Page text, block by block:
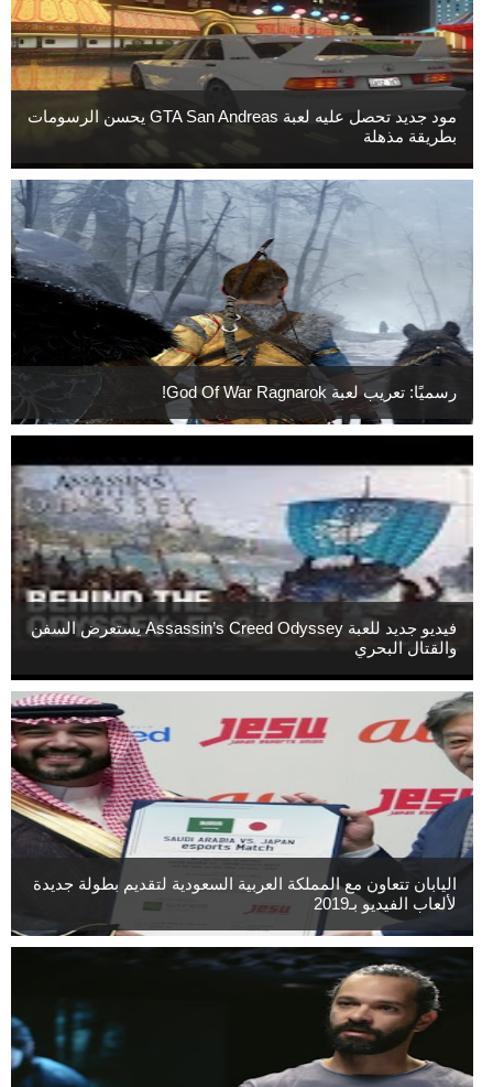
مود جديد تحصل عليه لعبة GTA San Andreas يحسن الرسومات
بطريقة مذهلة
رسميًا: تعريب لعبة God Of War Ragnarok!
فيديو جديد للعبة Assassin’s Creed Odyssey يستعرض السفن
والقتال البحري
اليابان تتعاون مع المملكة العربية السعودية لتقديم بطولة جديدة
لألعاب الفيديو بـ2019